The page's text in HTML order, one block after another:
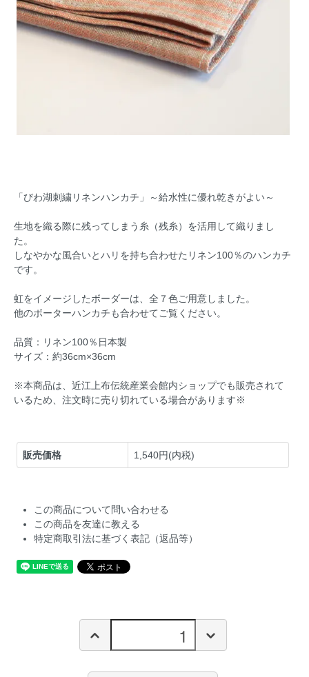
「びわ湖刺繍リネンハンカチ」～給水性に優れ乾きがよい～
生地を織る際に残ってしまう糸（残糸）を活用して織りまし
た。
しなやかな風合いとハリを持ち合わせたリネン100％のハンカチ
です。
虹をイメージしたボーダーは、全７色ご用意しました。
他のボーターハンカチも合わせてご覧ください。
品質：リネン100％日本製
サイズ：約36cm×36cm
※本商品は、近江上布伝統産業会館内ショップでも販売されて
いるため、注文時に売り切れている場合があります※
販売価格 1,540円(内税)
この商品について問い合わせる
この商品を友達に教える
特定商取引法に基づく表記（返品等）